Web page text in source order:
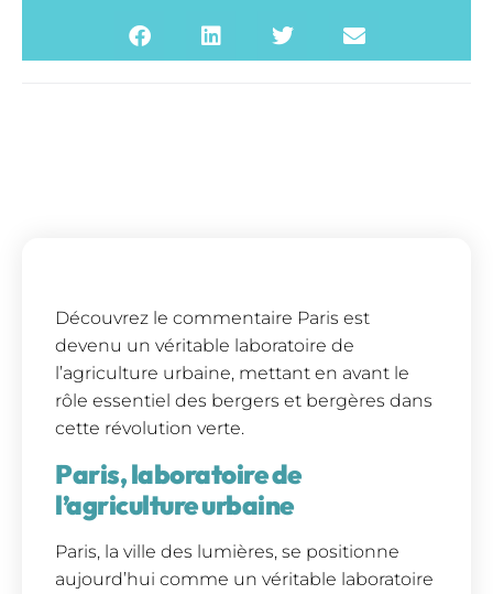
Découvrez le commentaire Paris est
devenu un véritable laboratoire de
l’agriculture urbaine, mettant en avant le
rôle essentiel des bergers et bergères dans
cette révolution verte.
Paris, laboratoire de
l’agriculture urbaine
Paris, la ville des lumières, se positionne
aujourd’hui comme un véritable laboratoire